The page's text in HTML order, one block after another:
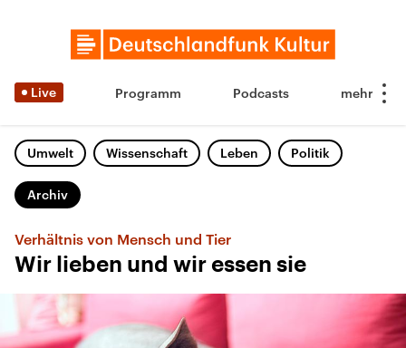
Live Programm Podcasts
Umwelt Wissenschaft Leben Politik
Archiv
Verhältnis von Mensch und Tier
Wir lieben und wir essen sie